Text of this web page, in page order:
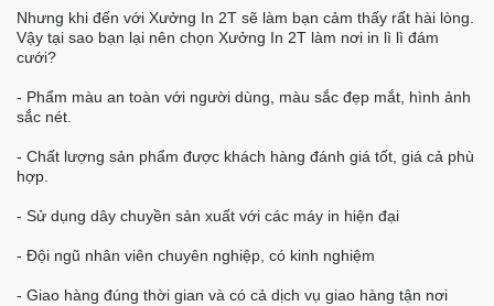
Nhưng khi đến với Xưởng In 2T sẽ làm bạn cảm thấy rất hài lòng.
Vậy tại sao bạn lại nên chọn Xưởng In 2T làm nơi in lì lì đám
cưới?
- Phẩm màu an toàn với người dùng, màu sắc đẹp mắt, hình ảnh
sắc nét.
- Chất lượng sản phẩm được khách hàng đánh giá tốt, giá cả phù
hợp.
- Sử dụng dây chuyền sản xuất với các máy in hiện đại
- Đội ngũ nhân viên chuyên nghiệp, có kinh nghiệm
- Giao hàng đúng thời gian và có cả dịch vụ giao hàng tận nơi